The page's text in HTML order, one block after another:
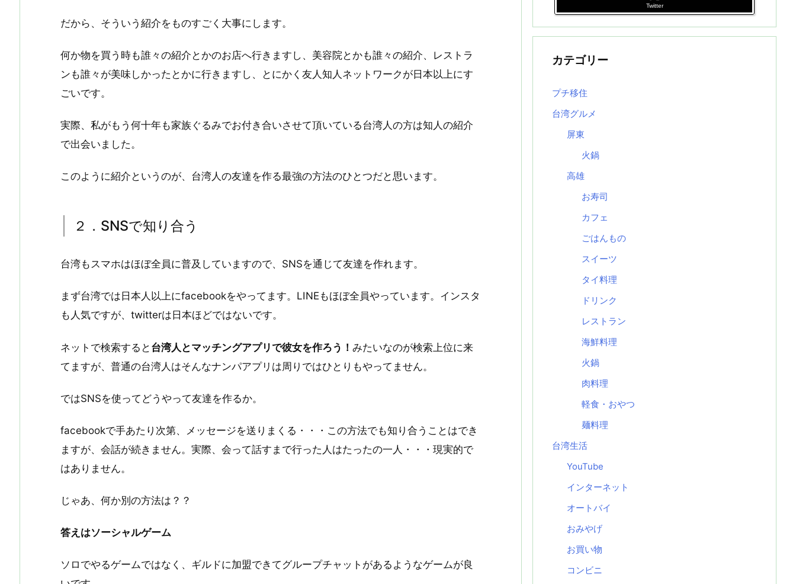
だから、そういう紹介をものすごく大事にします。
何か物を買う時も誰々の紹介とかのお店へ行きますし、美容院とかも誰々の紹介、レストラ
ンも誰々が美味しかったとかに行きますし、とにかく友人知人ネットワークが日本以上にす
ごいです。
実際、私がもう何十年も家族ぐるみでお付き合いさせて頂いている台湾人の方は知人の紹介
で出会いました。
このように紹介というのが、台湾人の友達を作る最強の方法のひとつだと思います。
２．SNSで知り合う
台湾もスマホはほぼ全員に普及していますので、SNSを通じて友達を作れます。
まず台湾では日本人以上にfacebookをやってます。LINEもほぼ全員やっています。インスタ
も人気ですが、twitterは日本ほどではないです。
ネットで検索すると 台湾人とマッチングアプリで彼女を作ろう！ みたいなのが検索上位に来
てますが、普通の台湾人はそんなナンパアプリは周りではひとりもやってません。
ではSNSを使ってどうやって友達を作るか。
facebookで手あたり次第、メッセージを送りまくる・・・この方法でも知り合うことはでき
ますが、会話が続きません。実際、会って話すまで行った人はたったの一人・・・現実的で
はありません。
じゃあ、何か別の方法は？？
答えはソーシャルゲーム
ソロでやるゲームではなく、ギルドに加盟できてグループチャットがあるようなゲームが良
Twitter
カテゴリー
プチ移住
台湾グルメ
屏東
火鍋
高雄
お寿司
カフェ
ごはんもの
スイーツ
タイ料理
ドリンク
レストラン
海鮮料理
火鍋
肉料理
軽食・おやつ
麺料理
台湾生活
YouTube
インターネット
オートバイ
おみやげ
お買い物
コンビニ